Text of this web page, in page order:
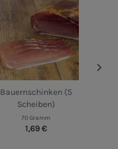
Bauernschinken (5
Scheiben)
70 Gramm
1,69 €